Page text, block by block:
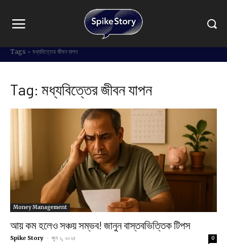
Tags মধ্যবিত্তের জীবন যাপন
Tag: মধ্যবিত্তের জীবন যাপন
Money Management
আয় কম হলেও সঞ্চয় সম্ভব! জানুন বাস্তবভিত্তিক টিপস
Spike Story - জুন ২, ২০২৫ 0